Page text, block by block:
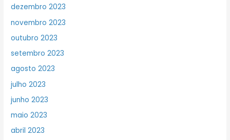
dezembro 2023
novembro 2023
outubro 2023
setembro 2023
agosto 2023
julho 2023
junho 2023
maio 2023
abril 2023